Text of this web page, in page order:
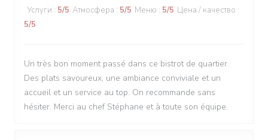
Услуги : 5/5 Атмосфера : 5/5 Меню : 5/5 Цена / качество :
5/5
Un très bon moment passé dans ce bistrot de quartier.
Des plats savoureux, une ambiance conviviale et un
accueil et un service au top. On recommande sans
hésiter. Merci au chef Stéphane et à toute son équipe.